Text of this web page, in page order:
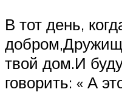
В тот день,
твой дом.И
говорить: « А